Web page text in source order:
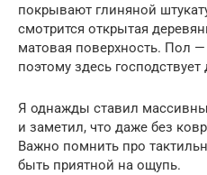
покрывают глиняной
смотрится открытая
матовая поверхность. Пол
поэтому здесь
Я однажды ставил
и заметил, что даже без
Важно помнить про
быть приятной на ощупь.